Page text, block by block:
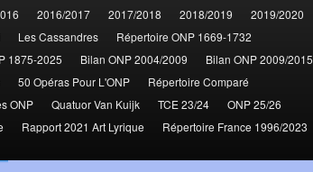
2016/2017 2017/2018 2018/2019
2019/2020
Les Cassandres
Répertoire ONP 1669-1732
1875-2025 Bilan ONP 2004/2009
Bilan ONP 2009/2015
50 Opéras Pour L'ONP
Répertoire Comparé
ONP Quatuor Van Kuijk TCE 23/24
ONP 25/26
Rapport 2021 Art Lyrique
Répertoire France 1996/2023